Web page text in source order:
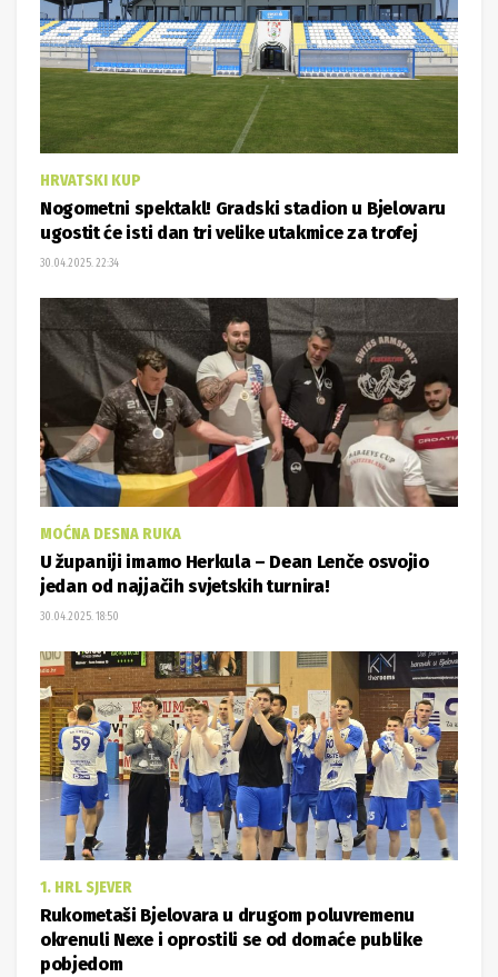
HRVATSKI KUP
Nogometni spektakl! Gradski stadion u Bjelovaru
ugostit će isti dan tri velike utakmice za trofej
30.04.2025. 22:34
MOĆNA DESNA RUKA
U županiji imamo Herkula – Dean Lenče osvojio
jedan od najjačih svjetskih turnira!
30.04.2025. 18:50
1. HRL SJEVER
Rukometaši Bjelovara u drugom poluvremenu
okrenuli Nexe i oprostili se od domaće publike
pobjedom